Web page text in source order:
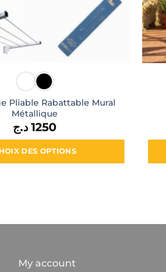
Pliable Rabattable Mural
Métallique
1250 د.ج
DES OPTIONS
variations.
peuvent
My account